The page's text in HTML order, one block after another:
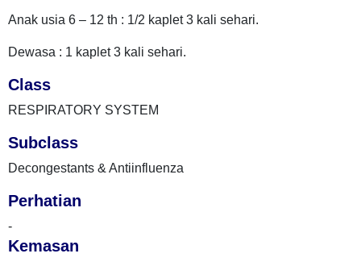
Anak usia 6 – 12 th : 1/2 kaplet 3 kali sehari.
Dewasa : 1 kaplet 3 kali sehari.
Class
RESPIRATORY SYSTEM
Subclass
Decongestants & Antiinfluenza
Perhatian
-
Kemasan